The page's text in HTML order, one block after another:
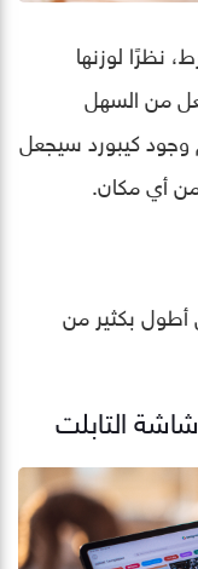
نظرًا لوزنها
من السهل
وجود كيبورد سيجعل
أي مكان.
أطول بكثير من
التابلت